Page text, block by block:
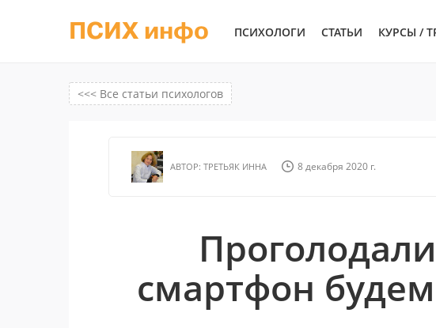
ПСИХ инфо ПСИХОЛОГИ СТАТЬИ КУРСЫ /
<<< Все статьи психологов
АВТОР: ТРЕТЬЯК ИННА 8 декабря 2020 г.
смартфон